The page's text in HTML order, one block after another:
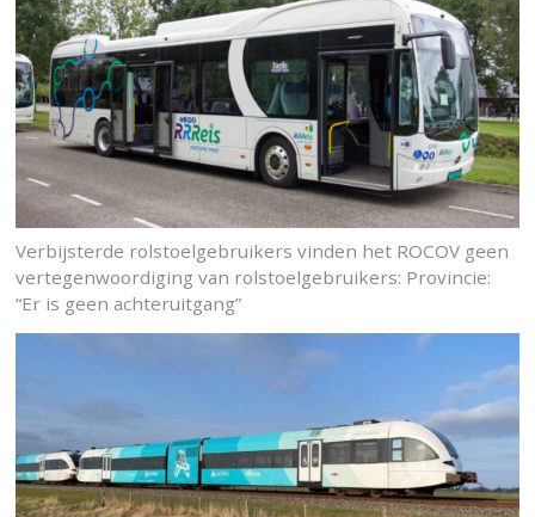
Verbijsterde rolstoelgebruikers vinden het ROCOV geen
vertegenwoordiging van rolstoelgebruikers: Provincie:
“Er is geen achteruitgang”